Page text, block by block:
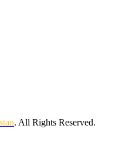
. All Rights Reserved.